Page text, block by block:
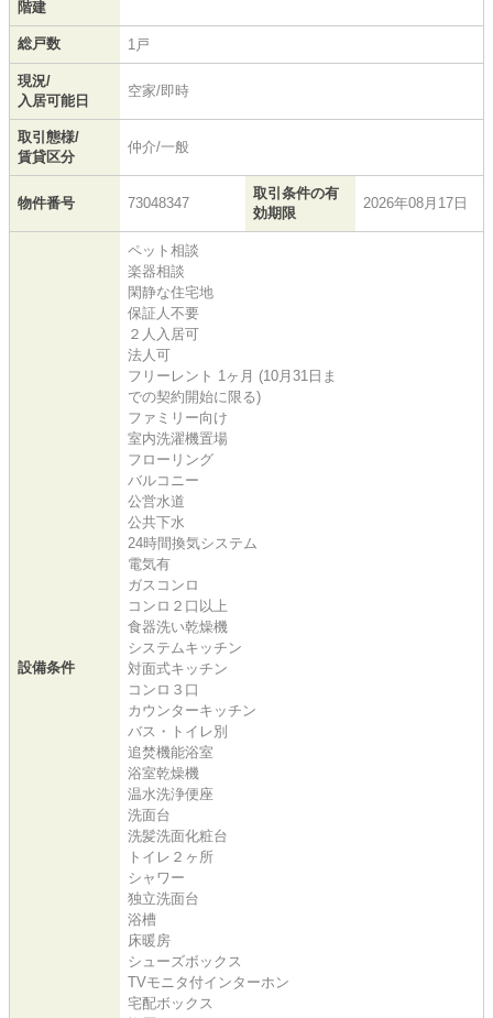
階建
総戸数 1戸
現況/
入居可能日
空家/即時
取引態様/
賃貸区分
仲介/一般
物件番号 73048347
取引条件の有
効期限
2026年08月17日
設備条件
ペット相談
楽器相談
閑静な住宅地
保証人不要
２人入居可
法人可
フリーレント 1ヶ月 (10月31日ま
での契約開始に限る)
ファミリー向け
室内洗濯機置場
フローリング
バルコニー
公営水道
公共下水
24時間換気システム
電気有
ガスコンロ
コンロ２口以上
食器洗い乾燥機
システムキッチン
対面式キッチン
コンロ３口
カウンターキッチン
バス・トイレ別
追焚機能浴室
浴室乾燥機
温水洗浄便座
洗面台
洗髪洗面化粧台
トイレ２ヶ所
シャワー
独立洗面台
浴槽
床暖房
シューズボックス
TVモニタ付インターホン
宅配ボックス